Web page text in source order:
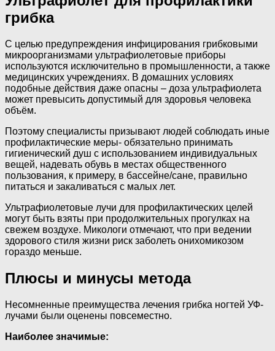
грибка
С целью предупреждения инфицирования грибковыми
микроорганизмами ультрафиолетовые приборы
используются исключительно в промышленности, а также
медицинских учреждениях. В домашних условиях
подобные действия даже опасны – доза ультрафиолета
может превысить допустимый для здоровья человека
объём.
Поэтому специалисты призывают людей соблюдать иные
профилактические меры- обязательно принимать
гигиенический душ с использованием индивидуальных
вещей, надевать обувь в местах общественного
пользования, к примеру, в бассейне/сане, правильно
питаться и закаливаться с малых лет.
Ультрафиолетовые лучи для профилактических целей
могут быть взяты при продолжительных прогулках на
свежем воздухе. Микологи отмечают, что при ведении
здорового стиля жизни риск заболеть онихомикозом
гораздо меньше.
Плюсы и минусы метода
Несомненные преимущества лечения грибка ногтей УФ-
лучами были оценены повсеместно.
Наиболее значимые: